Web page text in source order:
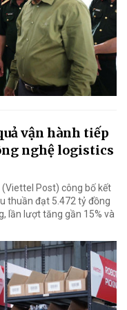
vận hành tiếp
nghệ logistics
Post) công bố kết
thuần đạt 5.472 tỷ đồng
lần lượt tăng gần 15% và